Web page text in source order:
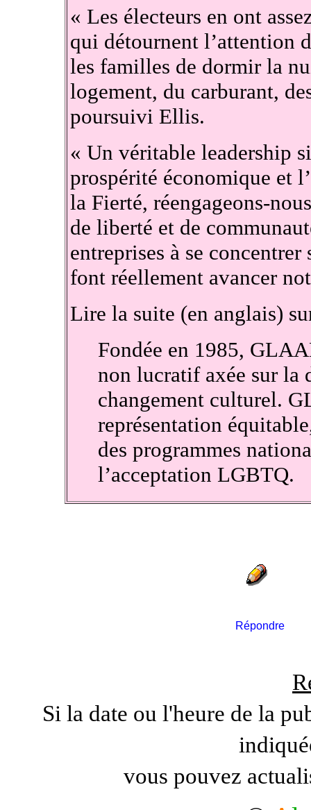
« Les électeurs en ont
qui détournent l’attention
les familles de dormir la
logement, du carburant,
poursuivi Ellis.
« Un véritable leadership
prospérité économique et
la Fierté, réengageons-
de liberté et de
entreprises à se
font réellement avancer
Lire la suite (en anglais)
Fondée en 1985,
non lucratif axée sur la
changement culturel.
représentation
des programmes
l’acceptation LGBTQ.
Répondre
Si la date ou l'heure de la
vous pouvez